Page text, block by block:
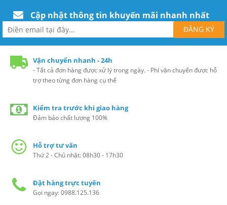
Cập nhật thông tin khuyến mãi nhanh nhất
Vận chuyển nhanh - 24h
- Tất cả đơn hàng được xử lý trong ngày. - Phí vận chuyển được hỗ
trợ theo từng đơn hàng cụ thể
Kiểm tra trước khi giao hàng
Đảm bảo chất lượng 100%
Hỗ trợ tư vấn
Thứ 2 - Chủ nhật: 08h30 - 17h30
Đặt hàng trực tuyến
Gọi ngay: 0988.125.136